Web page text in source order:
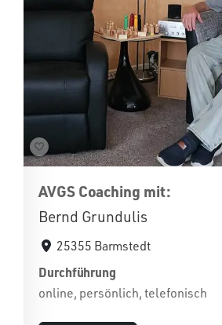
AVGS Coaching mit:
Bernd Grundulis
25355 Barmstedt
Durchführung
online, persönlich, telefonisch